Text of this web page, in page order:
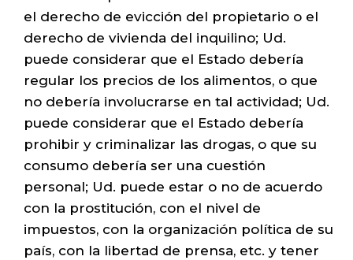
el derecho de evicción del propietario o el
derecho de vivienda del inquilino; Ud.
puede considerar que el Estado debería
regular los precios de los alimentos, o que
no debería involucrarse en tal actividad; Ud.
puede considerar que el Estado debería
prohibir y criminalizar las drogas, o que su
consumo debería ser una cuestión
personal; Ud. puede estar o no de acuerdo
con la prostitución, con el nivel de
impuestos, con la organización política de su
país, con la libertad de prensa, etc. y tener